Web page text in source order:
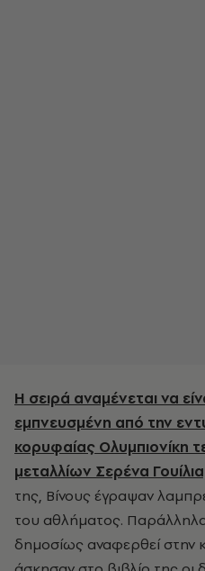
Η σειρά αναμένεται να
εμπνευσμένη από την
κορυφαίας Ολυμπιονίκη
μεταλλίων Σερένα
της, Βίνους έγραψαν
του αθλήματος.
δημοσίως αναφερθεί στην